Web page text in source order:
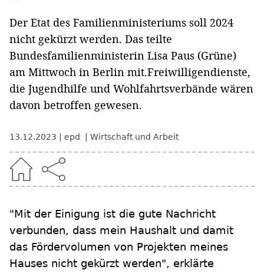
Der Etat des Familienministeriums soll 2024
nicht gekürzt werden. Das teilte
Bundesfamilienministerin Lisa Paus (Grüne)
am Mittwoch in Berlin mit.Freiwilligendienste,
die Jugendhilfe und Wohlfahrtsverbände wären
davon betroffen gewesen.
13.12.2023 epd Wirtschaft und Arbeit
"Mit der Einigung ist die gute Nachricht
verbunden, dass mein Haushalt und damit
das Fördervolumen von Projekten meines
Hauses nicht gekürzt werden", erklärte